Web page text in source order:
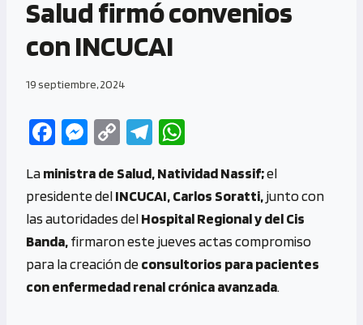
Salud firmó convenios
con INCUCAI
19 septiembre, 2024
Fa
b
o
o
k
M
se
n
g
er
C
py
Li
n
k
Te
gr
a
m
at
s
A
p
p
Laministra de Salud, Natividad Nassif;el
presidente delINCUCAI, Carlos Soratti,junto con
las autoridades delHospital Regional y del Cis
Banda,firmaron este jueves actas compromiso
para la creación deconsultorios para pacientes
con enfermedad renal crónica avanzada.